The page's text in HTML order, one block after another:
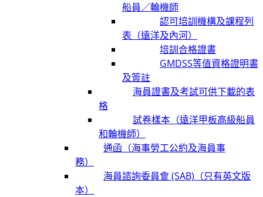
船員／輪機師
認可培訓機構及課程列
表（遠洋及內河）
培訓合格證書
GMDSS等值資格證明書
及簽註
海員證書及考試可供下載的表
格
試卷樣本（遠洋甲板高級船員
和輪機師）
通函（海事勞工公約及海員事
務）
海員諮詢委員會 (SAB)（只有英文版
本）